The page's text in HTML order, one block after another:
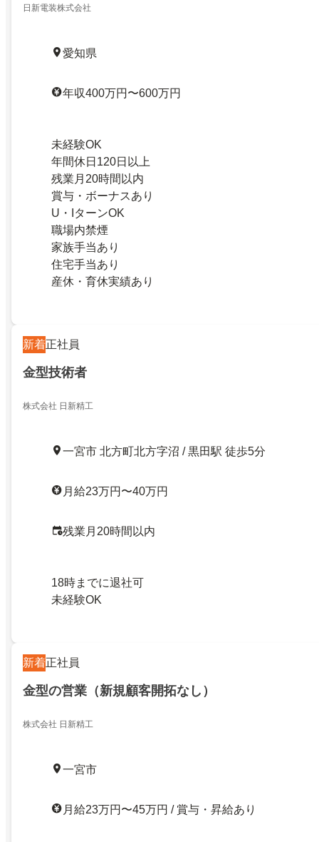
日新電装株式会社
愛知県
年収400万円〜600万円
未経験OK
年間休日120日以上
残業月20時間以内
賞与・ボーナスあり
U・IターンOK
職場内禁煙
家族手当あり
住宅手当あり
産休・育休実績あり
新着正社員
金型技術者
株式会社 日新精工
一宮市 北方町北方字沼 / 黒田駅 徒歩5分
月給23万円〜40万円
残業月20時間以内
18時までに退社可
未経験OK
新着正社員
金型の営業（新規顧客開拓なし）
株式会社 日新精工
一宮市
月給23万円〜45万円 / 賞与・昇給あり